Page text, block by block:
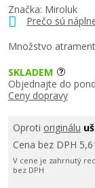
Značka: Miroluk
Prečo sú
Množstvo
SKLADEM
Objednajte do
Ceny dopravy
Oproti originálu
Cena bez DPH
V cene je zahrnutý
bez DPH